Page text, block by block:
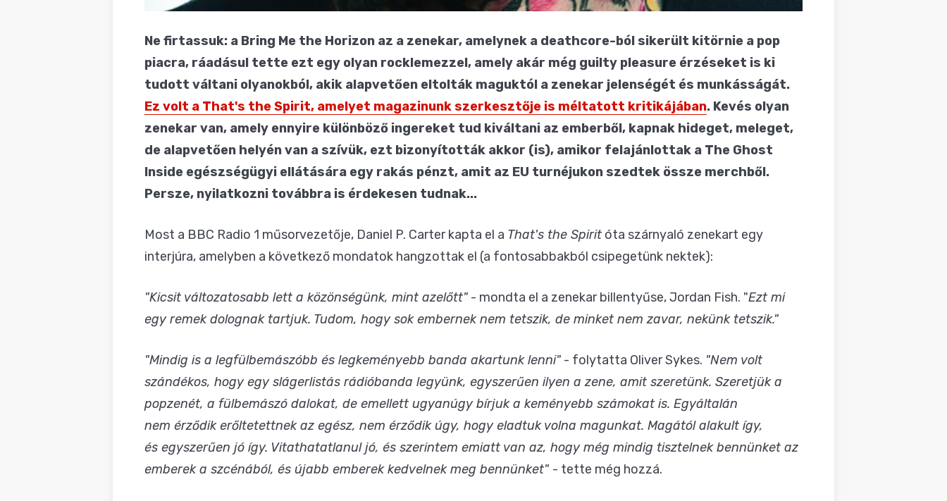
Ne firtassuk: a Bring Me the Horizon az a zenekar, amelynek a deathcore-ból sikerült kitörnie a pop
piacra, ráadásul tette ezt egy olyan rocklemezzel, amely akár még guilty pleasure érzéseket is ki
tudott váltani olyanokból, akik alapvetően eltolták maguktól a zenekar jelenségét és munkásságát.
Ez volt a That's the Spirit, amelyet magazinunk szerkesztője is méltatott kritikájában. Kevés olyan
zenekar van, amely ennyire különböző ingereket tud kiváltani az emberből, kapnak hideget, meleget,
de alapvetően helyén van a szívük, ezt bizonyították akkor (is), amikor felajánlottak a The Ghost
Inside egészségügyi ellátására egy rakás pénzt, amit az EU turnéjukon szedtek össze merchből.
Persze, nyilatkozni továbbra is érdekesen tudnak...
Most a BBC Radio 1 műsorvezetője, Daniel P. Carter kapta el a That's the Spirit óta szárnyaló zenekart egy
interjúra, amelyben a következő mondatok hangzottak el (a fontosabbakból csipegetünk nektek):
"Kicsit változatosabb lett a közönségünk, mint azelőtt" - mondta el a zenekar billentyűse, Jordan Fish. "Ezt mi
egy remek dolognak tartjuk. Tudom, hogy sok embernek nem tetszik, de minket nem zavar, nekünk tetszik."
"Mindig is a legfülbemászóbb és legkeményebb banda akartunk lenni" - folytatta Oliver Sykes. "Nem volt
szándékos, hogy egy slágerlistás rádióbanda legyünk, egyszerűen ilyen a zene, amit szeretünk. Szeretjük a
popzenét, a fülbemászó dalokat, de emellett ugyanúgy bírjuk a keményebb számokat is. Egyáltalán
nem érződik erőltetettnek az egész, nem érződik úgy, hogy eladtuk volna magunkat. Magától alakult így,
és egyszerűen jó így. Vitathatatlanul jó, és szerintem emiatt van az, hogy még mindig tisztelnek bennünket az
emberek a szcénából, és újabb emberek kedvelnek meg bennünket" - tette még hozzá.